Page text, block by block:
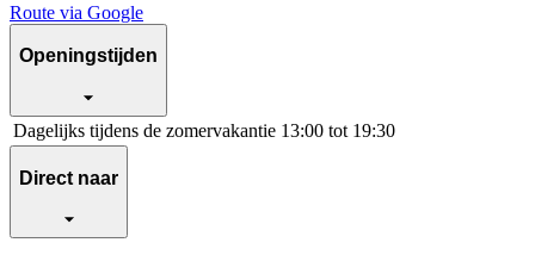
Route via Google
Openingstijden
Dagelijks tijdens de zomervakantie 13:00 tot 19:30
Direct naar